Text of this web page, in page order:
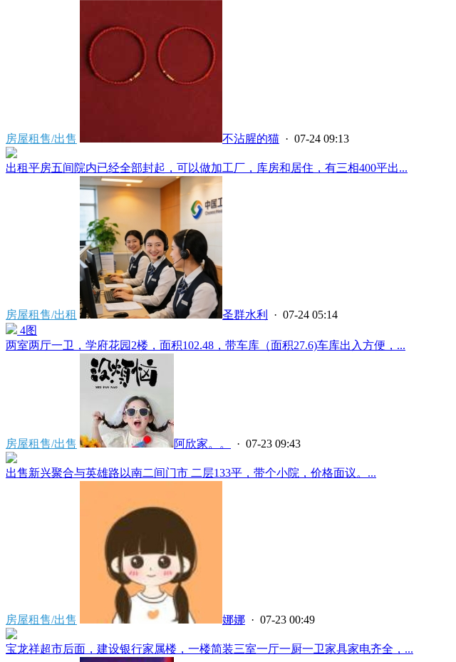
房屋租售/出售 不沾腥的猫 · 07-24 09:13
出租平房五间院内已经全部封起，可以做加工厂，库房和居住，有三相400平出...
房屋租售/出租 圣群水利
· 07-24 05:14
4图
两室两厅一卫，学府花园2楼，面积102.48，带车库（面积27.6)车库出入方便，...
房屋租售/出售 阿欣家。。 · 07-23 09:43
出售新兴聚合与英雄路以南二间门市 二层133平，带个小院，价格面议。...
房屋租售/出售 娜娜 · 07-23 00:49
宝龙祥超市后面，建设银行家属楼，一楼简装三室一厅一厨一卫家具家电齐全，...